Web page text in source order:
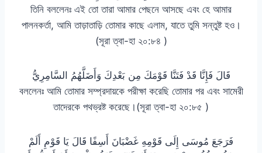
তিনি বললেনঃ এই তো তারা আমার পেছনে আসছে এবং হে আমার
পালনকর্তা, আমি তাড়াতাড়ি তোমার কাছে এলাম, যাতে তুমি সন্তুষ্ট হও।
(সূরা ত্বা-হা ২০:৮৪ )
قَالَ فَإِنَّا قَدْ فَتَنَّا قَوْمَكَ مِن بَعْدِكَ وَأَضَلَّهُمُ السَّامِرِيُّ
বললেনঃ আমি তোমার সম্প্রদায়কে পরীক্ষা করেছি তোমার পর এবং সামেরী
তাদেরকে পথভ্রষ্ট করেছে।(সূরা ত্বা-হা ২০:৮৫ )
فَرَجَعَ مُوسَى إِلَى قَوْمِهِ غَضْبَانَ أَسِفًا قَالَ يَا قَوْمِ أَلَمْ